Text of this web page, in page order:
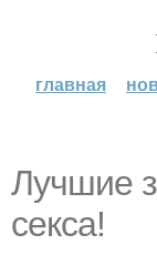
главная
Лучшие
секса!